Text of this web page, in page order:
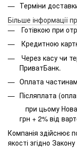
Терміни
Більше інформації
Готівкою при
Кредитною
Через касу чи
ПриватБанк.
Оплата
Післяплата
при цьому
грн + 2% від
Компанія здійснює
якості згідно Закону